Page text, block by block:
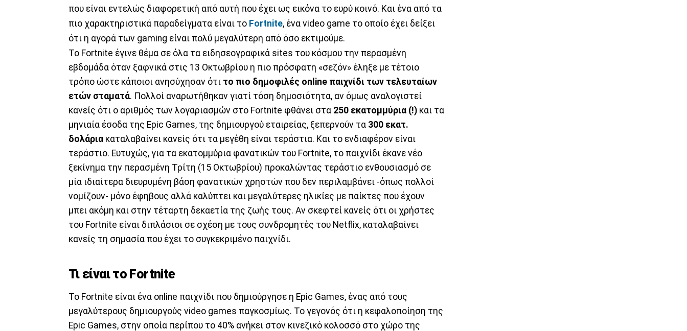
που είναι εντελώς διαφορετική από αυτή που έχει ως εικόνα το ευρύ κοινό. Και ένα από τα
πιο χαρακτηριστικά παραδείγματα είναι το Fortnite, ένα video game το οποίο έχει δείξει
ότι η αγορά των gaming είναι πολύ μεγαλύτερη από όσο εκτιμούμε.
Το Fortnite έγινε θέμα σε όλα τα ειδησεογραφικά sites του κόσμου την περασμένη
εβδομάδα όταν ξαφνικά στις 13 Οκτωβρίου η πιο πρόσφατη «σεζόν» έληξε με τέτοιο
τρόπο ώστε κάποιοι ανησύχησαν ότι το πιο δημοφιλές online παιχνίδι των τελευταίων
ετών σταματά. Πολλοί αναρωτήθηκαν γιατί τόση δημοσιότητα, αν όμως αναλογιστεί
κανείς ότι ο αριθμός των λογαριασμών στο Fortnite φθάνει στα 250 εκατομμύρια (!) και τα
μηνιαία έσοδα της Epic Games, της δημιουργού εταιρείας, ξεπερνούν τα 300 εκατ.
δολάρια καταλαβαίνει κανείς ότι τα μεγέθη είναι τεράστια. Και το ενδιαφέρον είναι
τεράστιο. Ευτυχώς, για τα εκατομμύρια φανατικών του Fortnite, το παιχνίδι έκανε νέο
ξεκίνημα την περασμένη Τρίτη (15 Οκτωβρίου) προκαλώντας τεράστιο ενθουσιασμό σε
μία ιδιαίτερα διευρυμένη βάση φανατικών χρηστών που δεν περιλαμβάνει -όπως πολλοί
νομίζουν- μόνο έφηβους αλλά καλύπτει και μεγαλύτερες ηλικίες με παίκτες που έχουν
μπει ακόμη και στην τέταρτη δεκαετία της ζωής τους. Αν σκεφτεί κανείς ότι οι χρήστες
του Fortnite είναι διπλάσιοι σε σχέση με τους συνδρομητές του Netflix, καταλαβαίνει
κανείς τη σημασία που έχει το συγκεκριμένο παιχνίδι.
Τι είναι το Fortnite
Το Fortnite είναι ένα online παιχνίδι που δημιούργησε η Epic Games, ένας από τους
μεγαλύτερους δημιουργούς video games παγκοσμίως. Το γεγονός ότι η κεφαλοποίηση της
Epic Games, στην οποία περίπου το 40% ανήκει στον κινεζικό κολοσσό στο χώρο της